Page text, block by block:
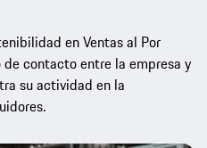
en Ventas al Por
de contacto entre la empresa y
su actividad en la